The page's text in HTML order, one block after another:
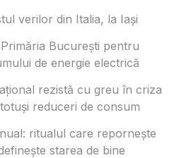
verilor din Italia, la Iași
București pentru
de energie electrică
rezistă cu greu în criza
reduceri de consum
ritualul care repornește
starea de bine